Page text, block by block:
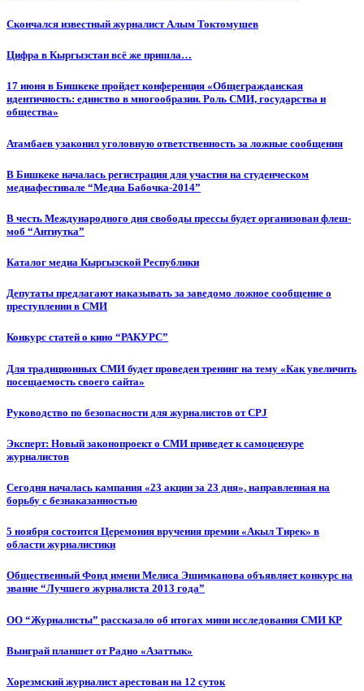
Cкончался известный журналист Алым Токтомушев
Цифра в Кыргызстан всё же пришла…
17 июня в Бишкеке пройдет конференция «Общегражданская
идентичность: единство в многообразии. Роль СМИ, государства и
общества»
Атамбаев узаконил уголовную ответственность за ложные сообщения
В Бишкеке началась регистрация для участия на студенческом
медиафестивале “Медиа Бабочка-2014”
В честь Международного дня свободы прессы будет организован флеш-
моб “Антиутка”
Каталог медиа Кыргызской Республики
Депутаты предлагают наказывать за заведомо ложное сообщение о
преступлении в СМИ
Конкурс статей о кино “РАКУРС”
Для традиционных СМИ будет проведен тренинг на тему «Как увеличить
посещаемость своего сайта»
Руководство по безопасности для журналистов от CPJ
Эксперт: Новый законопроект о СМИ приведет к самоцензуре
журналистов
Сегодня началась кампания «23 акции за 23 дня», направленная на
борьбу с безнаказанностью
5 ноября состоится Церемония вручения премии «Акыл Тирек» в
области журналистики
Общественный Фонд имени Мелиса Эшимканова объявляет конкурс на
звание “Лучшего журналиста 2013 года”
ОО “Журналисты” рассказало об итогах мини исследования СМИ КР
Выиграй планшет от Радио «Азаттык»
Хорезмский журналист арестован на 12 суток